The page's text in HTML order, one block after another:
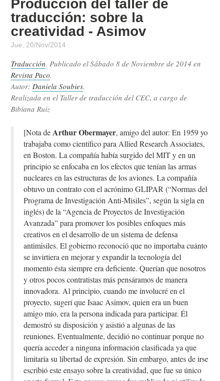
Producción del taller de
traducción: sobre la
creatividad - Asimov
Jue, 20/Nov/2014
Traducción. Publicado elSábado 8 de Noviembre de 2014 en
Revista Paco.
Autor:Daniela Soubies.
Realizada en el Taller de traducción del CEC, a cargo de
Bibiana Ruiz
[Nota de Arthur Obermayer, amigo del autor: En 1959 yo
trabajaba como científico para Allied Research Associates,
en Boston. La compañía había surgido del MIT y en un
principio se enfocaba en los efectos que tenían las armas
nucleares en las estructuras de los aviones. La compañía
obtuvo un contrato con el acrónimo GLIPAR (“Normas del
Programa de Investigación Anti-Misiles”, según la sigla en
inglés) de la “Agencia de Proyectos de Investigación
Avanzada” para promover los posibles enfoques más
creativos en el desarrollo de un sistema de defensa
antimisiles. El gobierno reconoció que no importaba cuánto
se invirtiera en mejorar y expandir la tecnología del
momento ésta siempre era deficiente. Querían que nosotros
y otros pocos contratistas más pensáramos de manera
innovadora. Al principio, cuando me involucré en el
proyecto, sugerí que Isaac Asimov, quien era un buen
amigo mío, era la persona indicada para participar. Él
demostró su disposición y asistió a algunas de las
reuniones. Eventualmente, decidió no continuar porque no
quería acceder a ninguna información clasificada ya que
limitaría su libertad de expresión. Sin embargo, antes de irse
escribió este ensayo sobre la creatividad, que fue su único